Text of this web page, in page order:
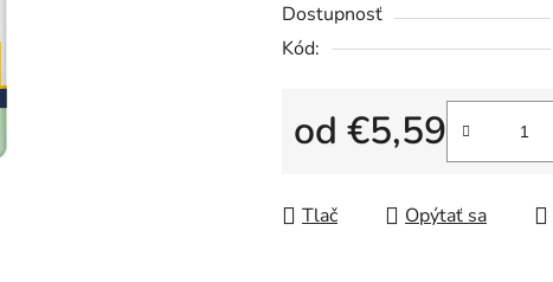
Dostupnosť
Kód:
od €5,59
Tlač Opýtať sa